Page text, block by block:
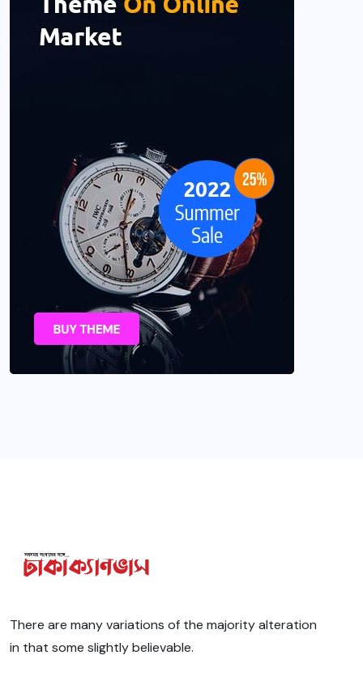
There are many variations of the majority alteration
in that some slightly believable.